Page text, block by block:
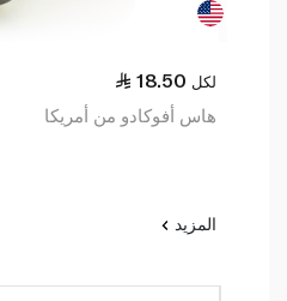
18.50 لكل
هاس أفوكادو من أمريكا
المزيد